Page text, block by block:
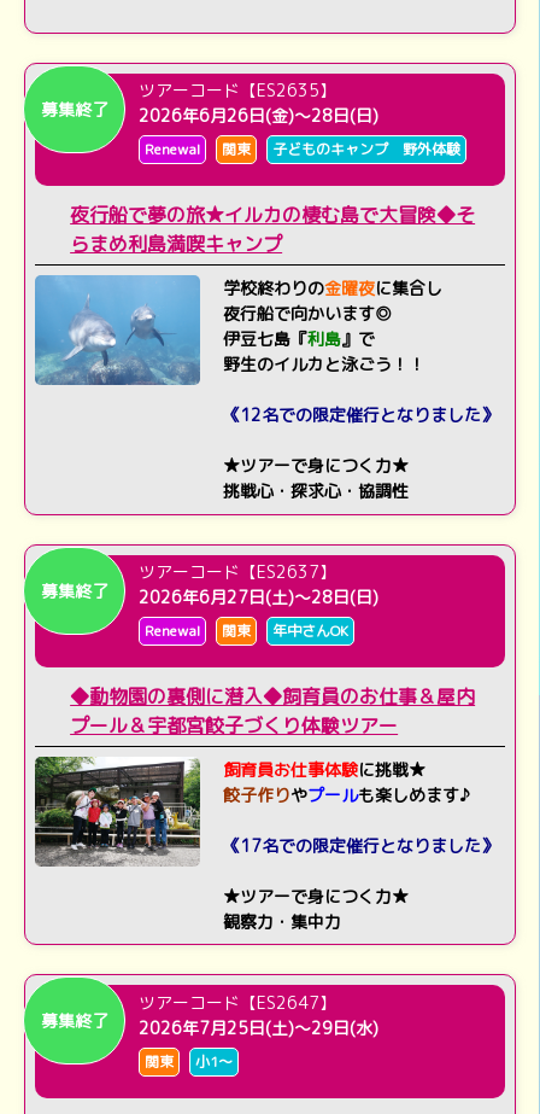
募集終了
ツアーコード【ES2635】
2026年6月26日(金)～28日(日)
Renewal 関東 子どものキャンプ 野外体験
夜行船で夢の旅★イルカの棲む島で大冒険◆そ
らまめ利島満喫キャンプ
学校終わりの金曜夜に集合し
夜行船で向かいます◎
伊豆七島『利島』で
野生のイルカと泳ごう！！
《12名での限定催行となりました》
★ツアーで身につく力★
挑戦心・探求心・協調性
募集終了
ツアーコード【ES2637】
2026年6月27日(土)～28日(日)
Renewal 関東 年中さんOK
◆動物園の裏側に潜入◆飼育員のお仕事＆屋内
プール＆宇都宮餃子づくり体験ツアー
飼育員お仕事体験に挑戦★
餃子作りやプールも楽しめます♪
《17名での限定催行となりました》
★ツアーで身につく力★
観察力・集中力
募集終了
ツアーコード【ES2647】
2026年7月25日(土)～29日(水)
関東 小1～